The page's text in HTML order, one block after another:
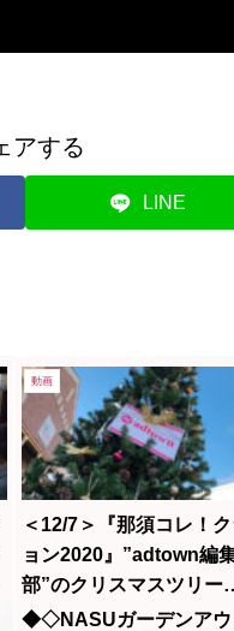
アする
LINE
動画
＜12/7＞『那須コレ！
ョン2020』”adtown編
部”のクリスマスツリー
どーこだ？
◆◇NASUガーデンアウ